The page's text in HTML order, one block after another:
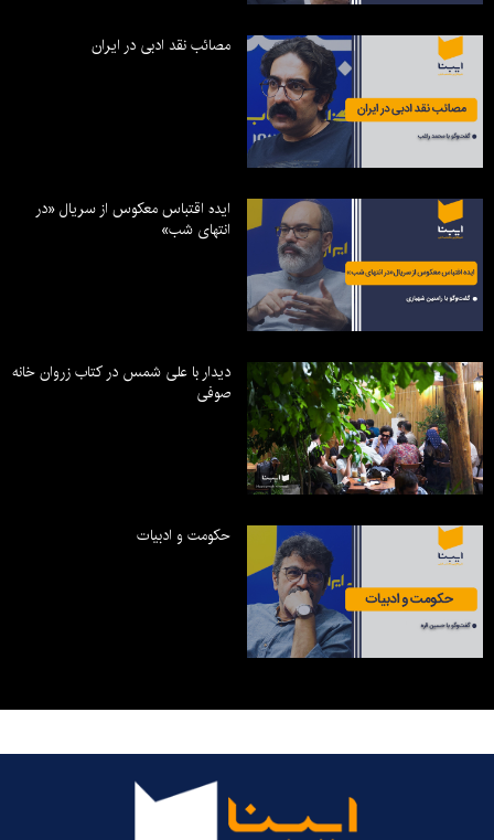
مصائب نقد ادبی در ایران
ایده اقتباس معکوس از سریال «در
انتهای شب»
دیدار با علی شمس در کتاب زروان خانه
صوفی
حکومت و ادبیات